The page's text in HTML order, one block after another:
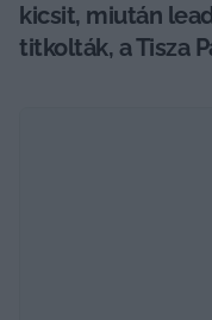
kicsit, miután
titkolták, a Tisza